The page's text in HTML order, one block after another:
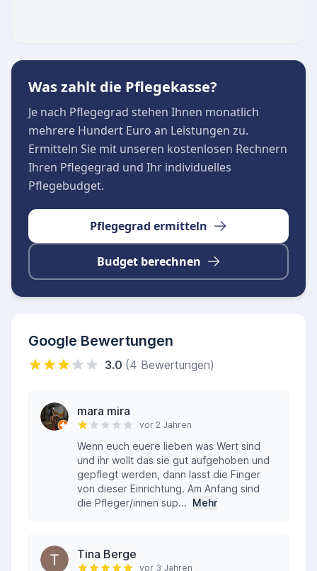
Was zahlt die Pflegekasse?
Je nach Pflegegrad stehen Ihnen monatlich
mehrere Hundert Euro an Leistungen zu.
Ermitteln Sie mit unseren kostenlosen Rechnern
Ihren Pflegegrad und Ihr individuelles
Pflegebudget.
Pflegegrad ermitteln
Budget berechnen
Google Bewertungen
3.0 (4 Bewertungen)
mara mira
vor 2 Jahren
Wenn euch euere lieben was Wert sind
und ihr wollt das sie gut aufgehoben und
gepflegt werden, dann lasst die Finger
von dieser Einrichtung. Am Anfang sind
die Pfleger/innen sup... Mehr
Tina Berge
vor 3 Jahren